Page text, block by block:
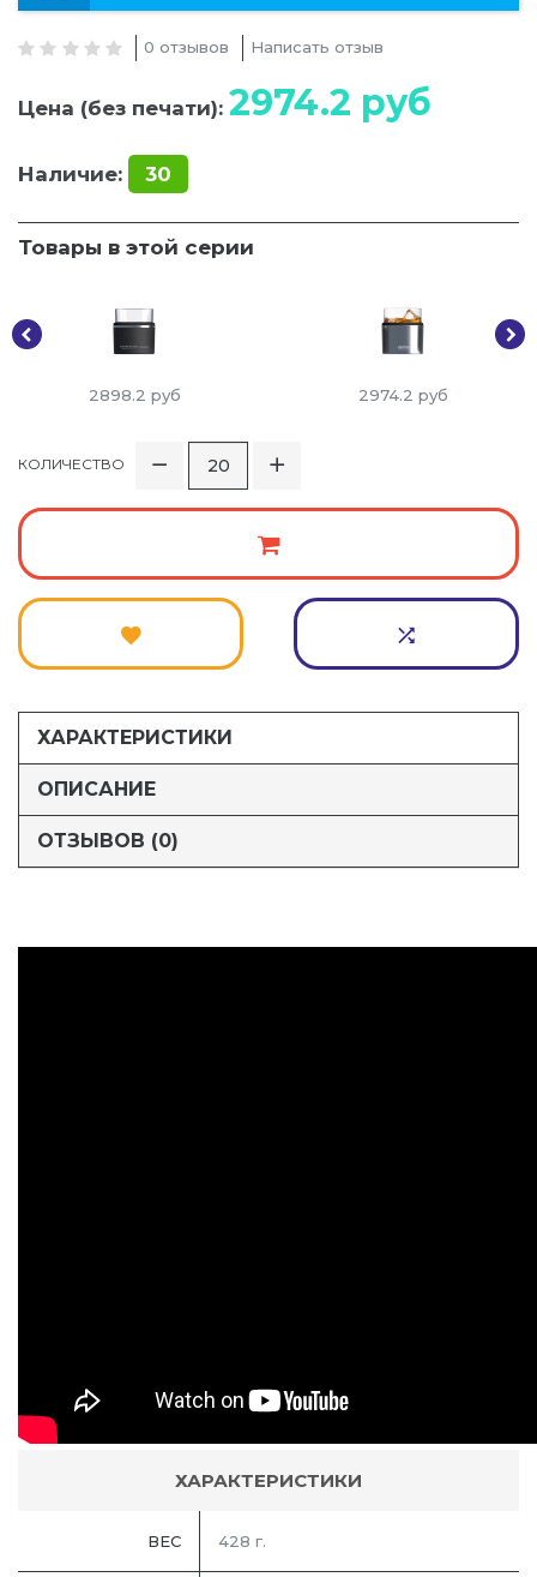
0 отзывов Написать отзыв
Цена (без печати): 2974.2 руб
Наличие: 30
Товары в этой серии
2898.2 руб 2974.2 руб
КОЛИЧЕСТВО
ХАРАКТЕРИСТИКИ
ОПИСАНИЕ
ОТЗЫВОВ (0)
ХАРАКТЕРИСТИКИ
ВЕС 428 г.